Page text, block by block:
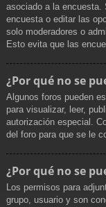
asociado a la encuesta.
encuesta o editar las
solo moderadores o
Esto evita que las
¿Por qué no se
Algunos foros pueden
para visualizar, leer,
autorización especial.
del foro para que se le
¿Por qué no se
Los permisos para
grupo, usuario y son